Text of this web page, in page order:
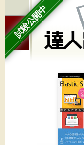
試験公開中